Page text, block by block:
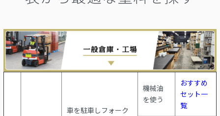
車を駐車しフォーク
機械油
を使う
おすすめ
セット一
覧